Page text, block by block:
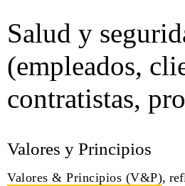
Salud y
(empleados,
contratistas,
Valores y Principios
Valores & Principios (V&P),